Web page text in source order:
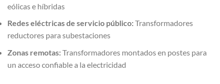
eólicas e híbridas
Redes eléctricas de servicio público:Transformadores
reductores para subestaciones
Zonas remotas:Transformadores montados en postes para
un acceso confiable a la electricidad